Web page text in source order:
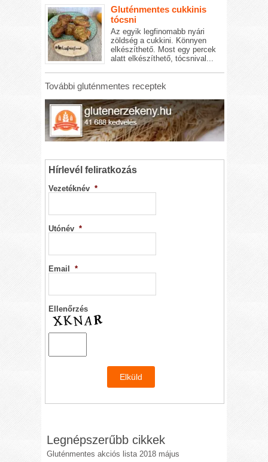
Gluténmentes cukkinis
tócsni
Az egyik legfinomabb nyári
zöldség a cukkini. Könnyen
elkészíthető. Most egy percek
alatt elkészíthető, tócsnival...
További gluténmentes receptek
Hírlevél feliratkozás
Vezetéknév *
Utónév *
Email *
Ellenőrzés
Legnépszerűbb cikkek
Gluténmentes akciós lista 2018 május